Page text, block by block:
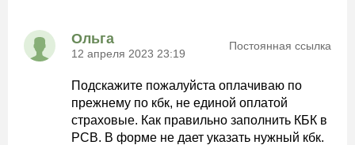
Ольга
12 апреля 2023 23:19
Постоянная ссылка
Подскажите пожалуйста оплачиваю по
прежнему по кбк, не единой оплатой
страховые. Как правильно заполнить КБК в
РСВ. В форме не дает указать нужный кбк.